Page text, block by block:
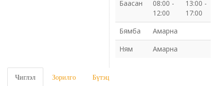
Орхон аймаг дахь Гаалийн газар
Орхон аймгийн Байгаль орчны газар
Санхүүгийн хяналт, дотоод аудитын газар
Баасан
08:00 -
12:00
13:00 -
17:00
Бямба
Амарна
Ням
Амарна
Чиглэл Зорилго Бүтэц